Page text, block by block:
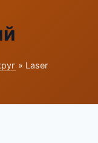
» Laser